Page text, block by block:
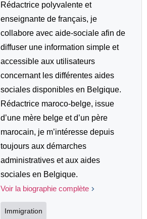
Rédactrice polyvalente et
enseignante de français, je
collabore avec aide-sociale afin de
diffuser une information simple et
accessible aux utilisateurs
concernant les différentes aides
sociales disponibles en Belgique.
Rédactrice maroco-belge, issue
d’une mère belge et d’un père
marocain, je m’intéresse depuis
toujours aux démarches
administratives et aux aides
sociales en Belgique.
Voir la biographie complète
Immigration